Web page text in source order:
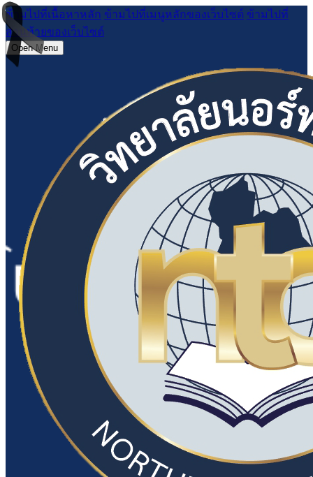
ข้ามไปที่เนื้อหาหลัก ข้ามไปที่เมนูหลักของเว็บไซต์ ข้ามไปที่
ส่วนท้ายของเว็บไซต์
Open Menu